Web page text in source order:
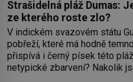
Strašidelná pláž Dumas:
ze kterého roste zlo?
V indickém svazovém státu
pobřeží, které má hodně
přispívá i černý písek této
netypické